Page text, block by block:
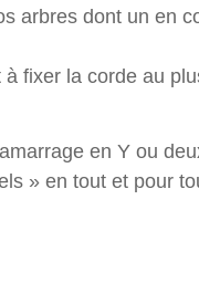
arbres dont un en
fixer la corde au
en Y ou
» en tout et pour